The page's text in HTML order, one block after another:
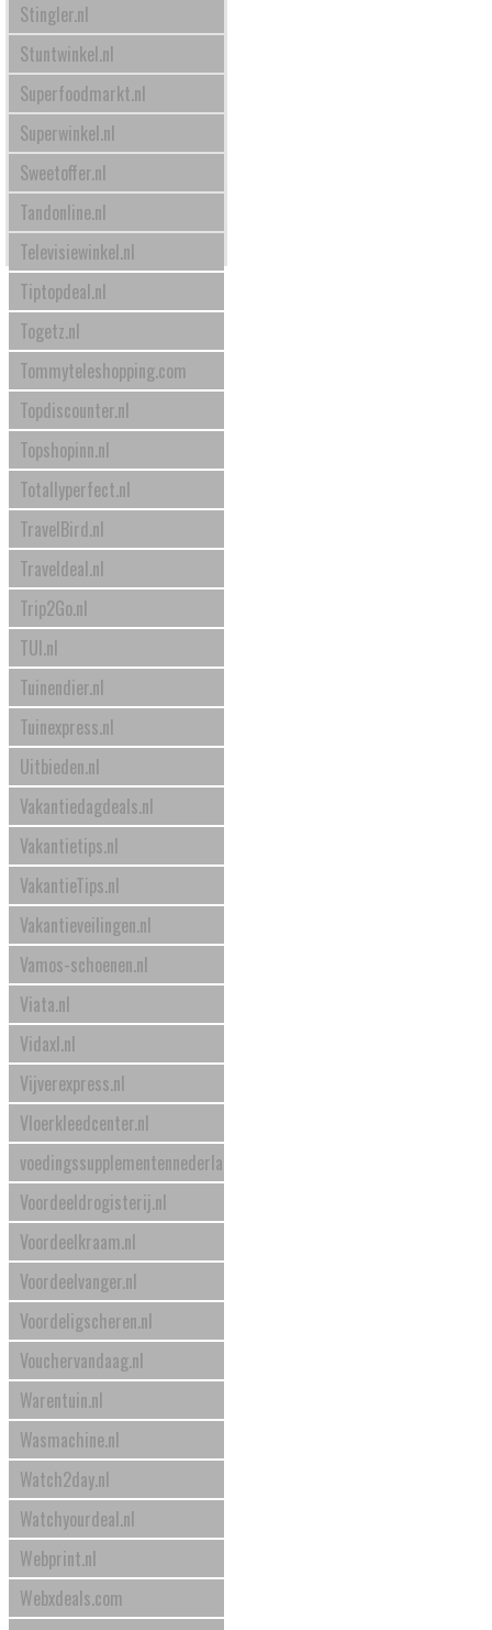
Stingler.nl
Stuntwinkel.nl
Superfoodmarkt.nl
Superwinkel.nl
Sweetoffer.nl
Tandonline.nl
Televisiewinkel.nl
Tiptopdeal.nl
Togetz.nl
Tommyteleshopping.com
Topdiscounter.nl
Topshopinn.nl
Totallyperfect.nl
TravelBird.nl
Traveldeal.nl
Trip2Go.nl
TUI.nl
Tuinendier.nl
Tuinexpress.nl
Uitbieden.nl
Vakantiedagdeals.nl
Vakantietips.nl
VakantieTips.nl
Vakantieveilingen.nl
Vamos-schoenen.nl
Viata.nl
Vidaxl.nl
Vijverexpress.nl
Vloerkleedcenter.nl
voedingssupplementennederland.nl
Voordeeldrogisterij.nl
Voordeelkraam.nl
Voordeelvanger.nl
Voordeligscheren.nl
Vouchervandaag.nl
Warentuin.nl
Wasmachine.nl
Watch2day.nl
Watchyourdeal.nl
Webprint.nl
Webxdeals.com